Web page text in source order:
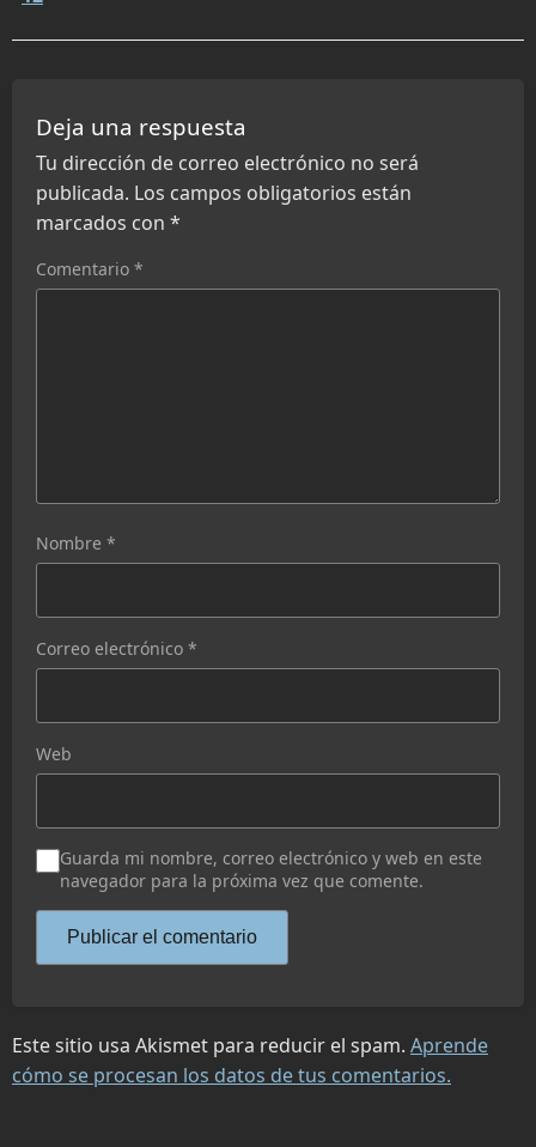
Deja una respuesta
Tu dirección de correo electrónico no será
publicada. Los campos obligatorios están
marcados con *
Comentario *
Nombre *
Correo electrónico *
Web
Guarda mi nombre, correo electrónico y web en este
navegador para la próxima vez que comente.
Este sitio usa Akismet para reducir el spam. Aprende
cómo se procesan los datos de tus comentarios.